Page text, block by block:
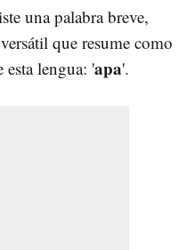
una palabra breve,
que resume como
esta lengua: 'apa'.